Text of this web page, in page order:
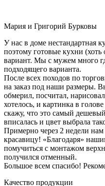
Мария и Григорий Бурковы
У нас в доме нестандартная
поэтому готовые кухни
вариант. Мы с мужем много
подходящего варианта.
После всех походов по
на заказ под наши размеры.
обмерил, посчитал,
хотелось, и картинка в
скажу, что это самый
вписалась и цвет выбрала
Примерно через 2 недели
красавицу! «Благодаря»
помучиться с монтажом
получился отменный.
Большое всем спасибо!
Качество продукции